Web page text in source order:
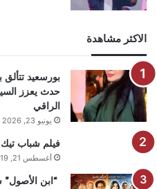
الاكثر مشاهدة
بورسعيد
حدث يعزز
الراقي
يونيو 23, 2026
فيلم شباب تيك
أغسطس 21, 2019
“ابن